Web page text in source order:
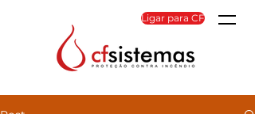
Ligar para CF